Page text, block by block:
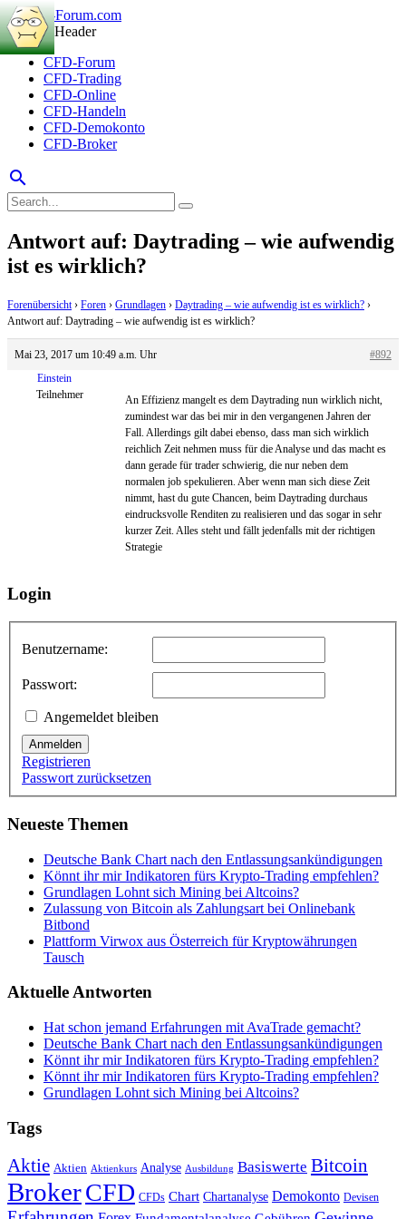
CFD-Forum
CFD-Trading
CFD-Online
CFD-Handeln
CFD-Demokonto
CFD-Broker
search
Antwort auf: Daytrading – wie aufwendig
ist es wirklich?
Forenübersicht › Foren › Grundlagen › Daytrading – wie aufwendig ist es wirklich? ›
Antwort auf: Daytrading – wie aufwendig ist es wirklich?
Mai 23, 2017 um 10:49 a.m. Uhr
#892
Einstein
Teilnehmer
An Effizienz mangelt es dem Daytrading nun wirklich nicht,
zumindest war das bei mir in den vergangenen Jahren der
Fall. Allerdings gilt dabei ebenso, dass man sich wirklich
reichlich Zeit nehmen muss für die Analyse und das macht es
dann gerade für trader schwierig, die nur neben dem
normalen job spekulieren. Aber wenn man sich diese Zeit
nimmt, hast du gute Chancen, beim Daytrading durchaus
eindrucksvolle Renditen zu realisieren und das sogar in sehr
kurzer Zeit. Alles steht und fällt jedenfalls mit der richtigen
Strategie
Login
Benutzername:
Passwort:
Angemeldet bleiben
Anmelden
Registrieren
Passwort zurücksetzen
Neueste Themen
Deutsche Bank Chart nach den Entlassungsankündigungen
Könnt ihr mir Indikatoren fürs Krypto-Trading empfehlen?
Grundlagen Lohnt sich Mining bei Altcoins?
Zulassung von Bitcoin als Zahlungsart bei Onlinebank
Bitbond
Plattform Virwox aus Österreich für Kryptowährungen
Tausch
Aktuelle Antworten
Hat schon jemand Erfahrungen mit AvaTrade gemacht?
Deutsche Bank Chart nach den Entlassungsankündigungen
Könnt ihr mir Indikatoren fürs Krypto-Trading empfehlen?
Könnt ihr mir Indikatoren fürs Krypto-Trading empfehlen?
Grundlagen Lohnt sich Mining bei Altcoins?
Tags
Aktie Aktien Aktienkurs Analyse Ausbildung Basiswerte Bitcoin
BrokerCFD CFDs Chart Chartanalyse Demokonto Devisen